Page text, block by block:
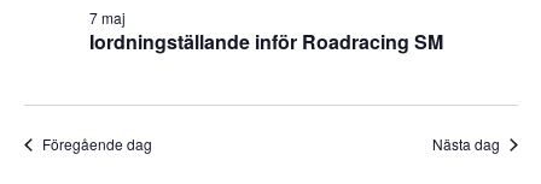
Iordningställande inför Roadracing SM
7 maj
Föregående dag Nästa dag